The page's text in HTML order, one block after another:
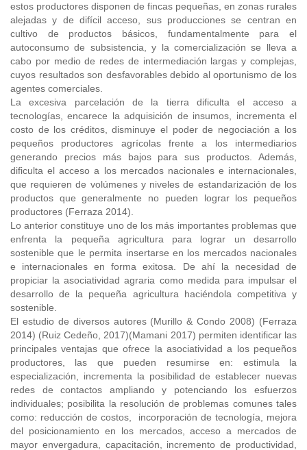
estos productores disponen de fincas pequeñas, en zonas rurales
alejadas y de difícil acceso, sus producciones se centran en
cultivo de productos básicos, fundamentalmente para el
autoconsumo de subsistencia, y la comercialización se lleva a
cabo por medio de redes de intermediación largas y complejas,
cuyos resultados son desfavorables debido al oportunismo de los
agentes comerciales.
La excesiva parcelación de la tierra dificulta el acceso a
tecnologías, encarece la adquisición de insumos, incrementa el
costo de los créditos, disminuye el poder de negociación a los
pequeños productores agrícolas frente a los intermediarios
generando precios más bajos para sus productos. Además,
dificulta el acceso a los mercados nacionales e internacionales,
que requieren de volúmenes y niveles de estandarización de los
productos que generalmente no pueden lograr los pequeños
productores (Ferraza 2014).
Lo anterior constituye uno de los más importantes problemas que
enfrenta la pequeña agricultura para lograr un desarrollo
sostenible que le permita insertarse en los mercados nacionales
e internacionales en forma exitosa. De ahí la necesidad de
propiciar la asociatividad agraria como medida para impulsar el
desarrollo de la pequeña agricultura haciéndola competitiva y
sostenible.
El estudio de diversos autores (Murillo & Condo 2008) (Ferraza
2014) (Ruiz Cedeño, 2017)(Mamani 2017) permiten identificar las
principales ventajas que ofrece la asociatividad a los pequeños
productores, las que pueden resumirse en: estimula la
especialización, incrementa la posibilidad de establecer nuevas
redes de contactos ampliando y potenciando los esfuerzos
individuales; posibilita la resolución de problemas comunes tales
como: reducción de costos, incorporación de tecnología, mejora
del posicionamiento en los mercados, acceso a mercados de
mayor envergadura, capacitación, incremento de productividad,